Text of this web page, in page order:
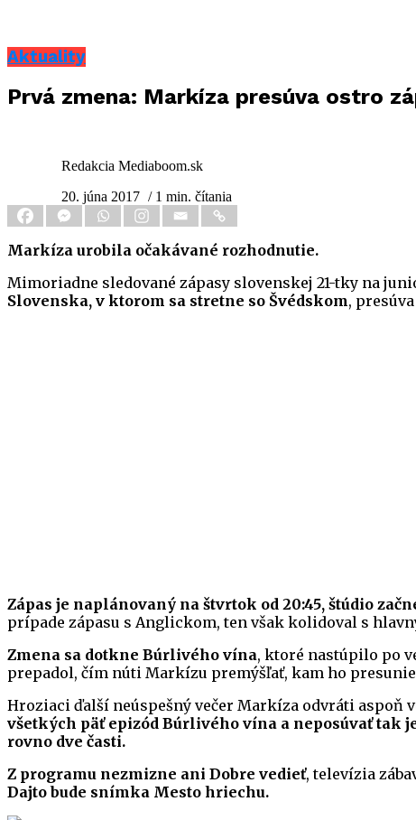
Aktuality
Prvá zmena: Markíza presúva ostro
Redakcia Mediaboom.sk
20. júna 2017 / 1 min. čítania
Markíza urobila očakávané rozhodnutie.
Mimoriadne sledované zápasy slovenskej 21-tky na
Slovenska, v ktorom sa stretne so Švédskom,
Zápas je naplánovaný na štvrtok od 20:45, štúdio
prípade zápasu s Anglickom, ten však kolidoval s
Zmena sa dotkne Búrlivého vína, ktoré nastúpilo po
prepadol, čím núti Markízu premýšľať, kam ho
Hroziaci ďalší neúspešný večer Markíza odvráti aspoň
všetkých päť epizód Búrlivého vína a neposúvať tak
rovno dve časti.
Z programu nezmizne ani Dobre vedieť, televízia
Dajto bude snímka Mesto hriechu.